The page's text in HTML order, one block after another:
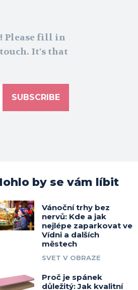
Please fill in
It's that
SUBSCRIBE
by se vám líbit
Vánoční trhy bez
nervů: Kde a jak
nejlépe zaparkovat ve
Vídni a dalších
městech
SVET V OBRAZE
Proč je spánek
důležitý: Jak kvalitní